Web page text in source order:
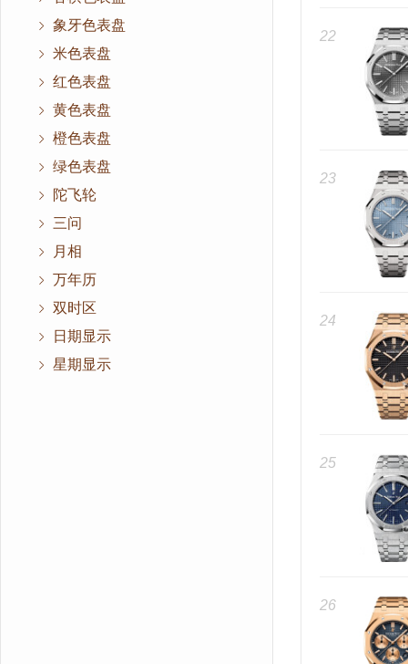
象牙色表盘
米色表盘
红色表盘
黄色表盘
橙色表盘
绿色表盘
陀飞轮
三问
月相
万年历
双时区
日期显示
星期显示
22
23
24
25
26